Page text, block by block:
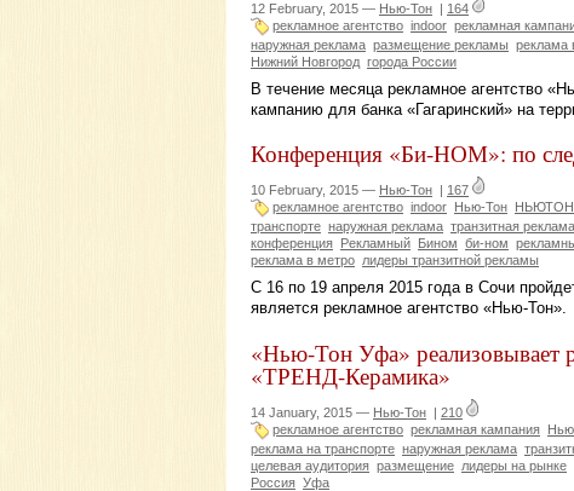
12 February, 2015 — Нью-Тон | 164
рекламное агентство indoor рекламная
наружная реклама размещение рекламы реклама
Нижний Новгород города России
В течение месяца рекламное агентство
кампанию для банка «Гагаринский» на
Конференция «Би-НОМ»: по
10 February, 2015 — Нью-Тон
167
рекламное агентство indoor Нью-Тон НЬЮТОН
транспорте наружная реклама транзитная реклама
конференция
Рекламный Бином би-ном
реклама в метро лидеры транзитной рекламы
С 16 по 19 апреля 2015 года в Сочи
является рекламное агентство «Нью-Тон».
«Нью-Тон Уфа» реализовывает
«ТРЕНД-Керамика»
14 January, 2015 — Нью-Тон | 210
рекламное агентство рекламная кампания
реклама на транспорте наружная реклама
целевая аудитория размещение лидеры на рынке
Россия Уфа